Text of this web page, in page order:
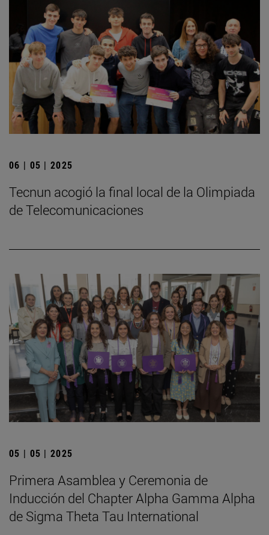
06 | 05 | 2025
­Tecnun acogió la final local de la Olimpiada
de Telecomunicaciones
05 | 05 | 2025
Primera Asamblea y Ceremonia de
Inducción del Chapter Alpha Gamma Alpha
de Sigma Theta Tau International